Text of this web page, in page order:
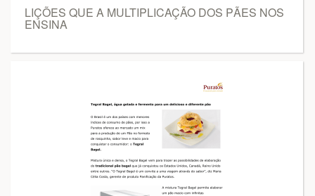
LIÇÕES QUE A MULTIPLICAÇÃO DOS PÃES NOS
ENSINA